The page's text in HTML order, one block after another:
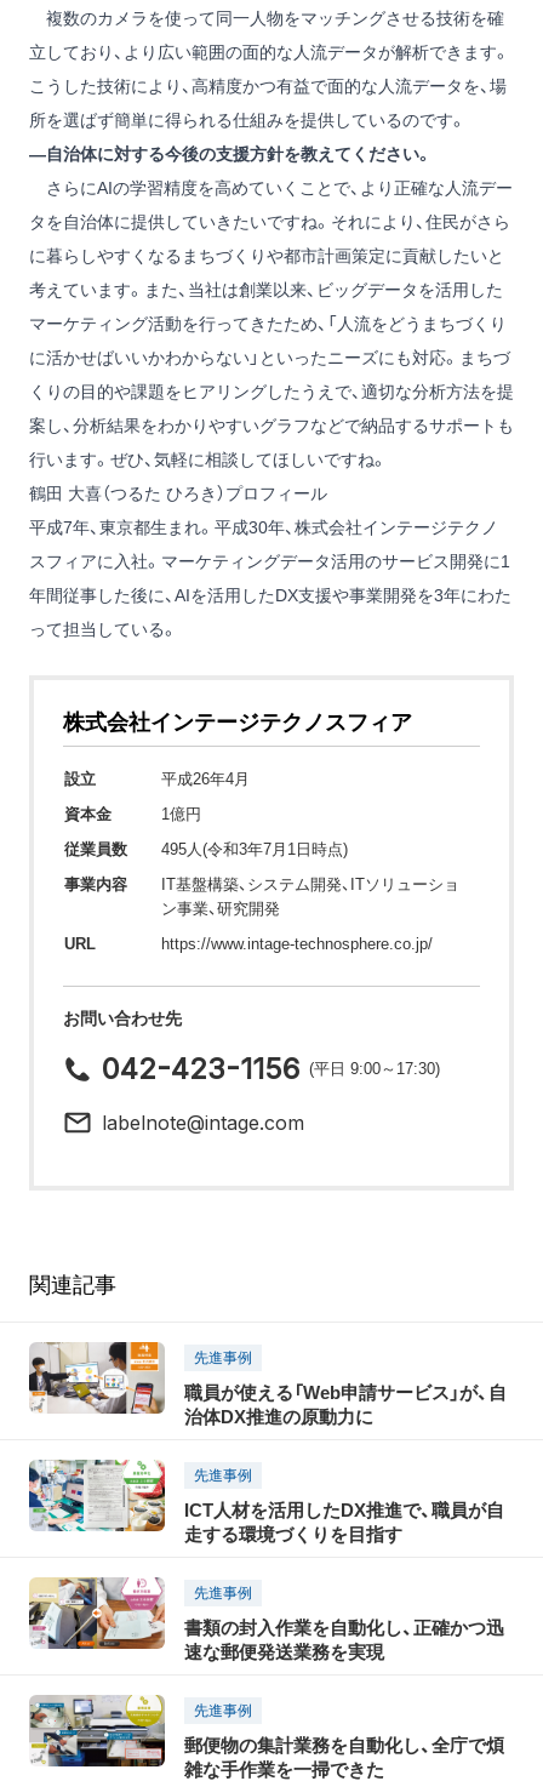
複数のカメラを使って同一人物をマッチングさせる技術を確
立しており、より広い範囲の面的な人流データが解析できます。
こうした技術により、高精度かつ有益で面的な人流データを、場
所を選ばず簡単に得られる仕組みを提供しているのです。
―自治体に対する今後の支援方針を教えてください。
さらにAIの学習精度を高めていくことで、より正確な人流デー
タを自治体に提供していきたいですね。それにより、住民がさら
に暮らしやすくなるまちづくりや都市計画策定に貢献したいと
考えています。また、当社は創業以来、ビッグデータを活用した
マーケティング活動を行ってきたため、「人流をどうまちづくり
に活かせばいいかわからない」といったニーズにも対応。まちづ
くりの目的や課題をヒアリングしたうえで、適切な分析方法を提
案し、分析結果をわかりやすいグラフなどで納品するサポートも
行います。ぜひ、気軽に相談してほしいですね。
鶴田 大喜（つるた ひろき）プロフィール
平成7年、東京都生まれ。平成30年、株式会社インテージテクノ
スフィアに入社。マーケティングデータ活用のサービス開発に1
年間従事した後に、AIを活用したDX支援や事業開発を3年にわた
って担当している。
株式会社インテージテクノスフィア
設立
平成26年4月
資本金
1億円
従業員数
495人(令和3年7月1日時点)
事業内容
IT基盤構築、システム開発、ITソリューショ
ン事業、研究開発
URL
https://www.intage-technosphere.co.jp/
お問い合わせ先
042-423-1156 (平日 9:00～17:30)
labelnote@intage.com
関連記事
先進事例
職員が使える「Web申請サービス」が、自
治体DX推進の原動力に
先進事例
ICT人材を活用したDX推進で、職員が自
走する環境づくりを目指す
先進事例
書類の封入作業を自動化し、正確かつ迅
速な郵便発送業務を実現
先進事例
郵便物の集計業務を自動化し、全庁で煩
雑な手作業を一掃できた